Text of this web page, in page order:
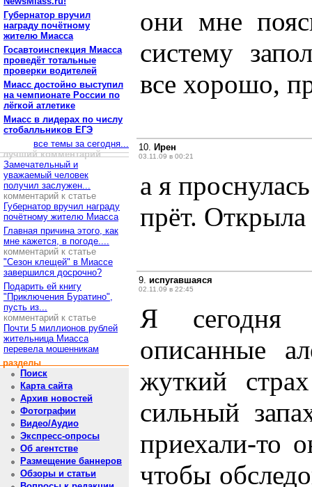
Губернатор вручил
награду почётному
жителю Миасса
Госавтоинспекция Миасса
проведёт тотальные
проверки водителей
Миасс достойно выступил
на чемпионате России по
лёгкой атлетике
Миасс в лидерах по числу
стобалльников ЕГЭ
все темы за сегодня...
лучший комментарий
Замечательный и
уважаемый человек
получил заслужен...
комментарий к статье
Губернатор вручил награду
почётному жителю Миасса
Главная причина этого, как
мне кажется, в погоде....
комментарий к статье
"Сезон клещей" в Миассе
завершился досрочно?
Подарить ей книгу
"Приключения Буратино",
пусть из...
комментарий к статье
Почти 5 миллионов рублей
жительница Миасса
перевела мошенникам
разделы
Поиск
Карта сайта
Архив новостей
Фотографии
Видео/Аудио
Экспресс-опросы
Об агентстве
Размещение баннеров
Обзоры и статьи
они мне
систему
все хорошо,
10. Ирен
03.11.09 в 00:21
а я
прёт. Открыла
9. испугавшаяся
02.11.09 в 22:45
Я сегодня
описанные
жуткий
сильный
приехали-то
чтобы